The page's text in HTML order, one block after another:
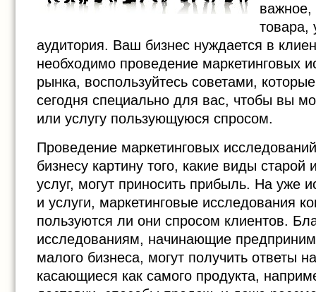
важное,
товара,
аудитория. Ваш бизнес нуждается в
необходимо проведение маркетинговых
рынка, воспользуйтесь советами,
сегодня специально для вас, чтобы вы
или услугу пользующуюся спросом.
Проведение маркетинговых
бизнесу картину того, какие виды старой
услуг, могут приносить прибыль. На уже
и услуги, маркетинговые исследования
пользуются ли они спросом клиентов.
исследованиям, начинающие
малого бизнеса, могут получить ответы
касающиеся как самого продукта,